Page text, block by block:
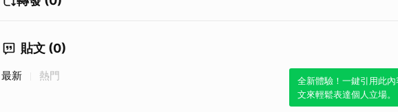
貼文 (0)
全新體驗！一鍵引用此
文來輕鬆表達個人立場。
最新 熱門